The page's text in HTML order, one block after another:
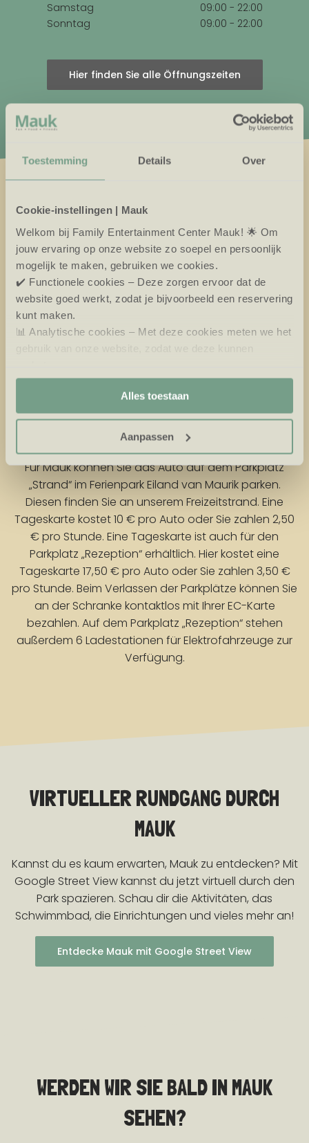
Toestemming Details Over
Cookie-instellingen | Mauk
Welkom bij Family Entertainment Center Mauk! 🌟 Om
jouw ervaring op onze website zo soepel en persoonlijk
mogelijk te maken, gebruiken we cookies.
✔️ Functionele cookies – Deze zorgen ervoor dat de
website goed werkt, zodat je bijvoorbeeld een reservering
kunt maken.
📊 Analytische cookies – Met deze cookies meten we het
🎯 Marketing cookies – Hiermee kunnen we jou relevante
aanbiedingen en advertenties laten zien.
Alles toestaan
Aanpassen
Samstag
09:00 - 22:00
Sonntag
09:00 - 22:00
Hier finden Sie alle Öffnungszeiten
PARKEN IN MAUK
Für Mauk können Sie das Auto auf dem Parkplatz
„Strand“ im Ferienpark Eiland van Maurik parken.
Diesen finden Sie an unserem Freizeitstrand. Eine
Tageskarte kostet 10 € pro Auto oder Sie zahlen 2,50
€ pro Stunde. Eine Tageskarte ist auch für den
Parkplatz „Rezeption“ erhältlich. Hier kostet eine
Tageskarte 17,50 € pro Auto oder Sie zahlen 3,50 €
pro Stunde. Beim Verlassen der Parkplätze können Sie
an der Schranke kontaktlos mit Ihrer EC-Karte
bezahlen. Auf dem Parkplatz „Rezeption“ stehen
außerdem 6 Ladestationen für Elektrofahrzeuge zur
Verfügung.
VIRTUELLER RUNDGANG DURCH
MAUK
Kannst du es kaum erwarten, Mauk zu entdecken? Mit
Google Street View kannst du jetzt virtuell durch den
Park spazieren. Schau dir die Aktivitäten, das
Schwimmbad, die Einrichtungen und vieles mehr an!
Entdecke Mauk mit Google Street View
WERDEN WIR SIE BALD IN MAUK
SEHEN?